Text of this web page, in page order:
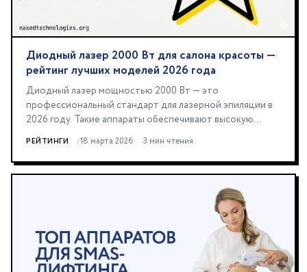
Диодный лазер 2000 Вт для салона красоты —
рейтинг лучших моделей 2026 года
Диодный лазер мощностью 2000 Вт — это
профессиональный стандарт для лазерной эпиляции в
2026 году. Такие аппараты обеспечивают высокую
скорость...
РЕЙТИНГИ 18 марта 2026 3 мин чтения